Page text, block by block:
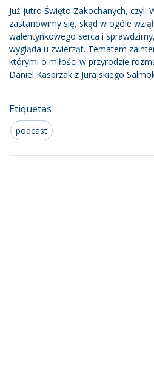
Już jutro Święto Zakochanych, czyli
zastanowimy się, skąd w ogóle
walentynkowego serca i
wygląda u zwierząt. Tematem
którymi o miłości w przyrodzie
Daniel Kasprzak z Jurajskiego
Etiquetas
podcast